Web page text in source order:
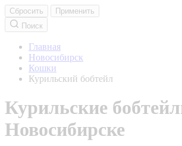
Сбросить
Применить
Поиск
Главная
Новосибирск
Кошки
Курильский бобтейл
Курильские
Новосибирске